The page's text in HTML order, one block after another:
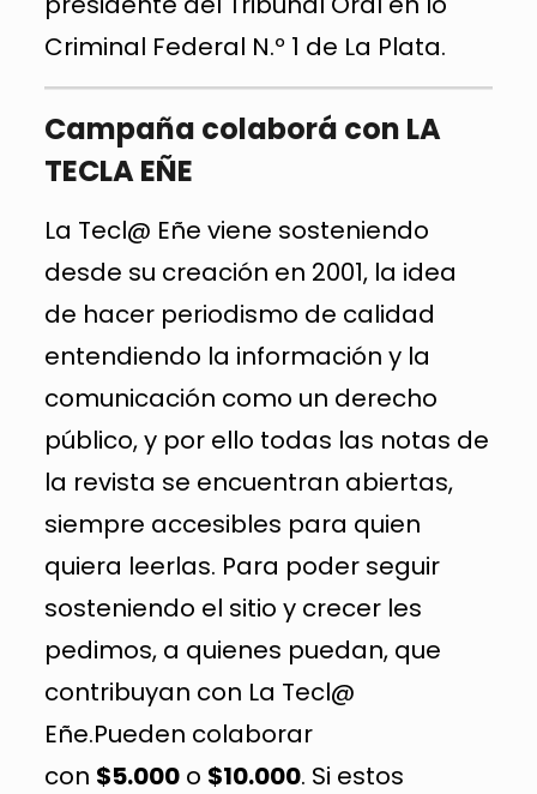
Criminal Federal N.º 1 de La Plata.
Campaña colaborá con LA
TECLA EÑE
La Tecl@ Eñe viene sosteniendo
desde su creación en 2001, la idea
de hacer periodismo de calidad
entendiendo la información y la
comunicación como un derecho
público, y por ello todas las notas de
la revista se encuentran abiertas,
siempre accesibles para quien
quiera leerlas. Para poder seguir
sosteniendo el sitio y crecer les
pedimos, a quienes puedan, que
contribuyan con La Tecl@
Eñe.Pueden colaborar
con $5.000o $10.000. Si estos